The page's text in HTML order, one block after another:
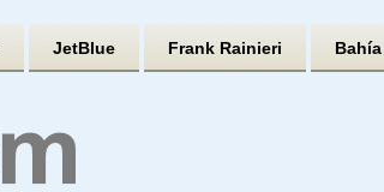
JetBlue Frank Rainieri